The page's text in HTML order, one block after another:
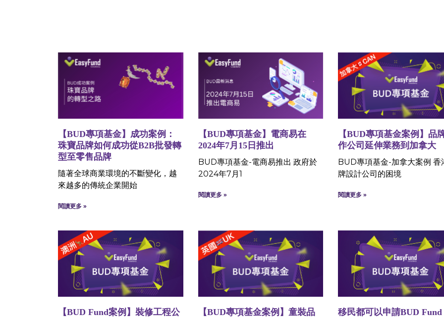
【BUD專項基金】成功案例：
珠寶品牌如何成功從B2B批發轉
型至零售品牌
隨著全球商業環境的不斷變化，越
來越多的傳統企業開始
閱讀更多 »
【BUD專項基金】電商易在
2024年7月15日推出
BUD專項基金-電商易推出 政府於
2024年7月1
閱讀更多 »
【BUD專項基金案例】品
作公司延伸業務到加拿大
BUD專項基金-加拿大案例 香
牌設計公司的困境
閱讀更多 »
【BUD Fund案例】裝修工程公
【BUD專項基金案例】童裝品
移民都可以申請BUD Fund